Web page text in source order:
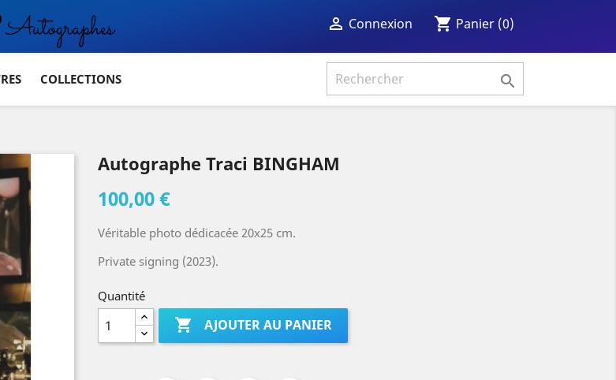
 Connexion shopping_cart Panier (0)
COLLECTIONS 
Autographe Traci BINGHAM
100,00 €
Véritable photo dédicacée 20x25 cm.
Private signing (2023).
Quantité
 AJOUTER AU PANIER